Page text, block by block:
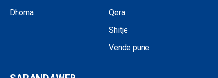
Dhoma
Qera
Shitje
Vende pune